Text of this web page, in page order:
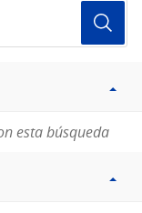
esta búsqueda